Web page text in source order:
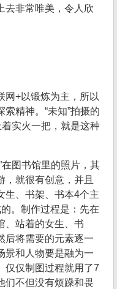
去非常唯美，令人欣
网+以锻炼为主，所以
精神。“未知”拍摄的
实火一把，就是这种
在图书馆里的照片，其
就很有创意，并且
生、书架、书本4个主
。制作过程是：先在
、站着的女生、书
后将需要的元素逐一
景和人物要是融为一
仅仅制图过程就用了7
们不但没有烦躁和畏